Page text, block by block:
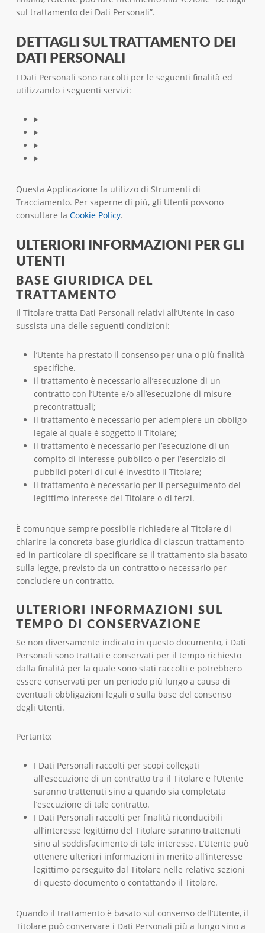
sul trattamento dei Dati Personali”.
DETTAGLI SUL TRATTAMENTO DEI
DATI PERSONALI
I Dati Personali sono raccolti per le seguenti finalità ed
utilizzando i seguenti servizi:
Questa Applicazione fa utilizzo di Strumenti di
Tracciamento. Per saperne di più, gli Utenti possono
consultare la Cookie Policy.
ULTERIORI INFORMAZIONI PER GLI
UTENTI
BASE GIURIDICA DEL
TRATTAMENTO
Il Titolare tratta Dati Personali relativi all’Utente in caso
sussista una delle seguenti condizioni:
l’Utente ha prestato il consenso per una o più finalità
specifiche.
il trattamento è necessario all’esecuzione di un
contratto con l’Utente e/o all’esecuzione di misure
precontrattuali;
il trattamento è necessario per adempiere un obbligo
legale al quale è soggetto il Titolare;
il trattamento è necessario per l’esecuzione di un
compito di interesse pubblico o per l’esercizio di
pubblici poteri di cui è investito il Titolare;
il trattamento è necessario per il perseguimento del
legittimo interesse del Titolare o di terzi.
È comunque sempre possibile richiedere al Titolare di
chiarire la concreta base giuridica di ciascun trattamento
ed in particolare di specificare se il trattamento sia basato
sulla legge, previsto da un contratto o necessario per
concludere un contratto.
ULTERIORI INFORMAZIONI SUL
TEMPO DI CONSERVAZIONE
Se non diversamente indicato in questo documento, i Dati
Personali sono trattati e conservati per il tempo richiesto
dalla finalità per la quale sono stati raccolti e potrebbero
essere conservati per un periodo più lungo a causa di
eventuali obbligazioni legali o sulla base del consenso
degli Utenti.
Pertanto:
I Dati Personali raccolti per scopi collegati
all’esecuzione di un contratto tra il Titolare e l’Utente
saranno trattenuti sino a quando sia completata
l’esecuzione di tale contratto.
I Dati Personali raccolti per finalità riconducibili
all’interesse legittimo del Titolare saranno trattenuti
sino al soddisfacimento di tale interesse. L’Utente può
ottenere ulteriori informazioni in merito all’interesse
legittimo perseguito dal Titolare nelle relative sezioni
di questo documento o contattando il Titolare.
Quando il trattamento è basato sul consenso dell’Utente, il
Titolare può conservare i Dati Personali più a lungo sino a